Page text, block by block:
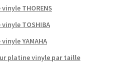
THORENS
TOSHIBA
YAMAHA
platine vinyle par taille